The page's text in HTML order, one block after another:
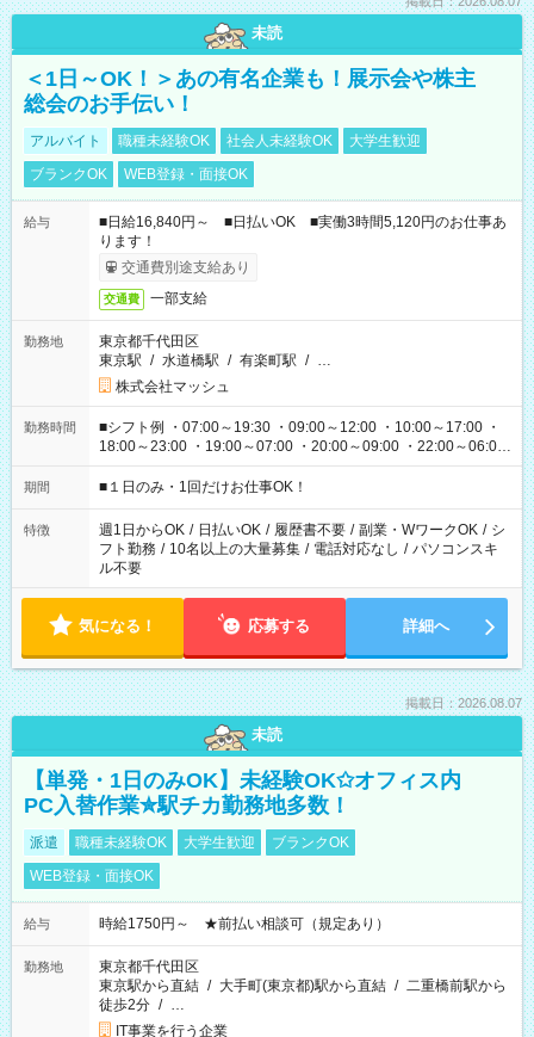
未読
＜1日～OK！＞あの有名企業も！展示会や株主
総会のお手伝い！
アルバイト 職種未経験OK 社会人未経験OK
大学生歓迎
ブランクOK
WEB登録・面接OK
給与
■日給16,840円～ ■日払いOK ■実働3時間5,120円のお仕事あ
ります！
交通費別途支給あり
交通費 一部支給
勤務地
東京都千代田区
東京駅 / 水道橋駅 / 有楽町駅 / …
株式会社マッシュ
勤務時間
■シフト例 ・07:00～19:30 ・09:00～12:00 ・10:00～17:00 ・
18:00～23:00 ・19:00～07:00 ・20:00～09:00 ・22:00～06:00
etc ★最短で3時間で5,120円のお仕事から 15時間で2万円近く稼
げるお仕事も！ ご希望のお時間に合わせてご紹介！ ※シフトは
ください！
期間 ■１日のみ・1回だけお仕事OK！
特徴 週1日からOK / 日払いOK / 履歴書不要 / 副業・WワークOK / シ
フト勤務 / 10名以上の大量募集 / 電話対応なし / パソコンスキ
ル不要
気になる！ 応募する 詳細へ
掲載日：2026.08.07
未読
【単発・1日のみOK】未経験OK✩オフィス内
PC入替作業✮駅チカ勤務地多数！
派遣 職種未経験OK 大学生歓迎
ブランクOK
WEB登録・面接OK
給与 時給1750円～ ★前払い相談可（規定あり）
勤務地
東京都千代田区
東京駅から直結 / 大手町(東京都)駅から直結 / 二重橋前駅から
徒歩2分 / …
IT事業を行う企業